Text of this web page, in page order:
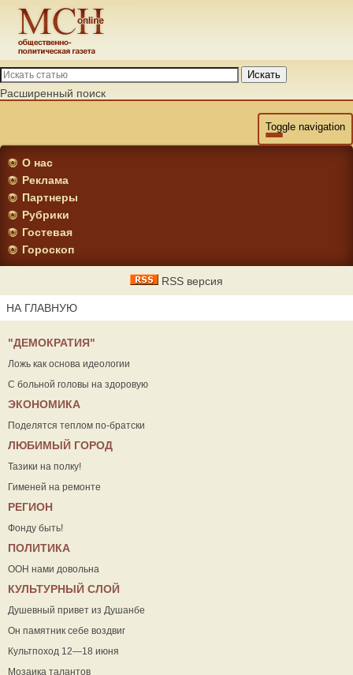
Искать
Расширенный поиск
Toggle navigation
О нас
Реклама
Партнеры
Рубрики
Гостевая
Гороскоп
RSS версия
НА ГЛАВНУЮ
"ДЕМОКРАТИЯ"
Ложь как основа идеологии
С больной головы на здоровую
ЭКОНОМИКА
Поделятся теплом по-братски
ЛЮБИМЫЙ ГОРОД
Тазики на полку!
Гименей на ремонте
РЕГИОН
Фонду быть!
ПОЛИТИКА
ООН нами довольна
КУЛЬТУРНЫЙ СЛОЙ
Душевный привет из Душанбе
Он памятник себе воздвиг
Культпоход 12—18 июня
Мозаика талантов